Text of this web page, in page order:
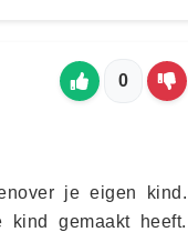
0
je eigen kind.
gemaakt heeft.